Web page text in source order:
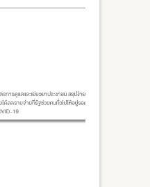
ดูแลและเยียวยาประชาชน สรุปง่ายๆ 2 แนวทางเพิ่ม
รายจ่ายที่รัฐช่วยคนทั่วไปให้อยู่รอดในช่วงวิกฤต